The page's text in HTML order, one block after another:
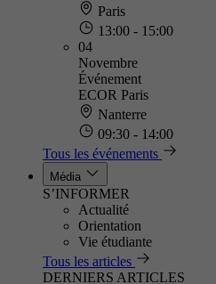
Paris
13:00 - 15:00
04
Novembre
Événement
ECOR Paris
Nanterre
09:30 - 14:00
Tous les événements
Média
S’INFORMER
Actualité
Orientation
Vie étudiante
Tous les articles
DERNIERS ARTICLES